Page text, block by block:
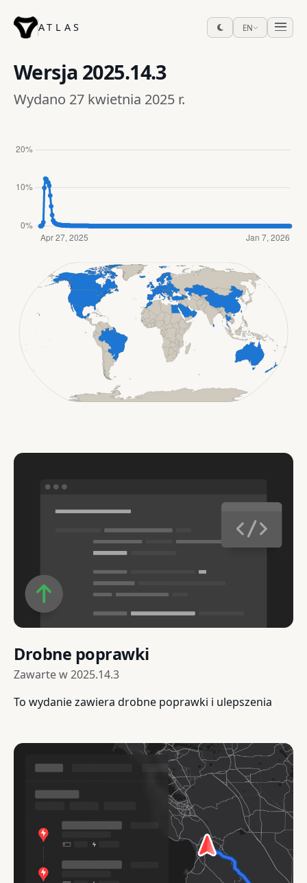
ATLAS EN
Wersja 2025.14.3
Wydano 27 kwietnia 2025 r.
Drobne poprawki
Zawarte w2025.14.3
To wydanie zawiera drobne poprawki i ulepszenia